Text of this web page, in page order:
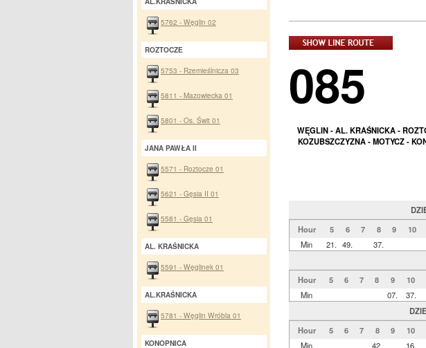
085
WĘGLIN - AL. KRAŚNICKA -
KOZUBSZCZYZNA - MOTYCZ -
Hour
5 6 7 8 9 10
Min
21. 49. 37.
Hour
5 6 7 8 9 10
Min
07. 37.
Hour
5 6 7 8 9 10
Min
42. 16.
5762 - Węglin 02
ROZTOCZE
5753 - Rzemieślnicza 03
5811 - Mazowiecka 01
5801 - Os. Świt 01
JANA PAWŁA II
5571 - Roztocze 01
5621 - Gęsia II 01
5581 - Gęsia 01
AL. KRAŚNICKA
5591 - Węglinek 01
AL.KRAŚNICKA
5781 - Węglin Wróbla 01
KONOPNICA